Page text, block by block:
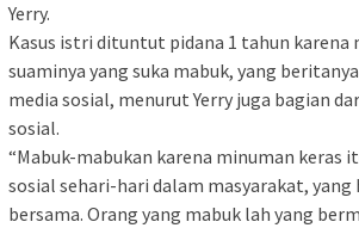
Yerry.
Kasus istri dituntut pidana 1 tahun karena
suaminya yang suka mabuk, yang
media sosial, menurut Yerry juga bagian
sosial.
“Mabuk-mabukan karena minuman keras
sosial sehari-hari dalam masyarakat, yang
bersama. Orang yang mabuk lah yang